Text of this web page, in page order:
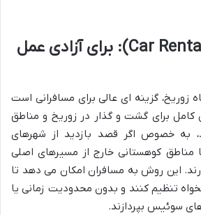
کرایه اتومبیل (Car Rental): برای آزادی عمل
زوریخ، گزینه ای عالی برای مسافرانی است
کامل برای گشت و گذار در زوریخ و مناطق
به خصوص اگر قصد بازدید از شهرهای
مناطق کوهستانی خارج از مسیرهای اصلی
این روش به مسافران امکان می دهد تا
تنظیم کنند و بدون محدودیت زمانی یا
سوئیس بپردازند.